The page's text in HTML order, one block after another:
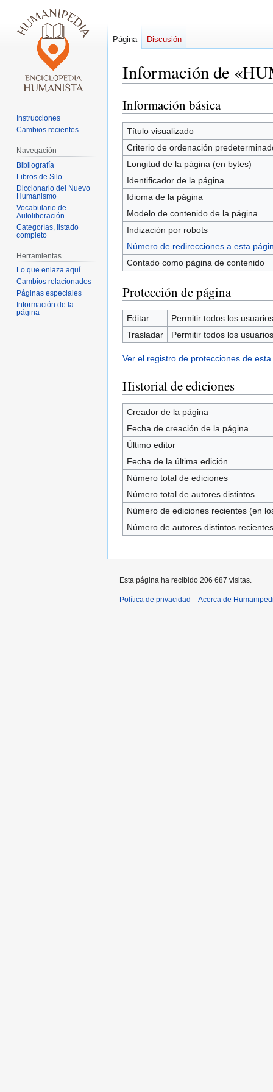
Información de
Ir
a
la
navegación
Ir
a
la
búsqueda
Información básica
Título visualizado
Criterio de ordenación
Longitud de la página (en bytes)
Identificador de la página
Idioma de la página
Modelo de contenido de la página
Indización por robots
Número de redirecciones a esta
Contado como página de contenido
Protección de página
Editar
Permitir todos los
Trasladar
Permitir todos los
Ver el registro de protecciones de
Historial de ediciones
Creador de la página
Fecha de creación de la página
Último editor
Fecha de la última edición
Número total de ediciones
Número total de autores distintos
Número de ediciones recientes (en
Número de autores distintos recientes
Página Discusión
Instrucciones
Cambios recientes
Navegación
Bibliografía
Libros de Silo
Diccionario del Nuevo
Humanismo
Vocabulario de
Autoliberación
Categorías, listado
completo
Herramientas
Lo que enlaza aquí
Cambios relacionados
Páginas especiales
Información de la
página
Esta página ha recibido 206 687 visitas.
Política de privacidad Acerca de